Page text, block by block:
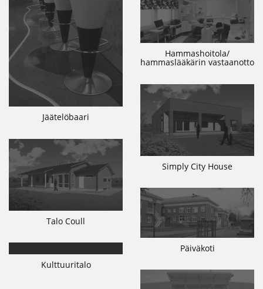
Jäätelöbaari
Hammashoitola/
hammaslääkärin vastaanotto
Simply City House
Talo Coull
Päiväkoti
Kulttuuritalo